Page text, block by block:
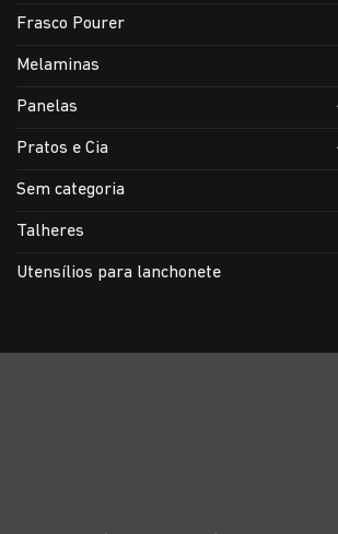
Frasco Pourer
Melaminas
Panelas
Pratos e Cia
Sem categoria
Talheres
Utensílios para lanchonete